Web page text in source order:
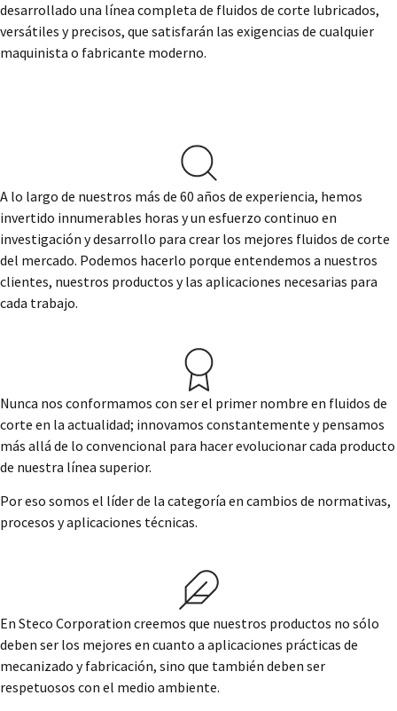
desarrollado una línea completa de fluidos de corte lubricados,
versátiles y precisos, que satisfarán las exigencias de cualquier
maquinista o fabricante moderno.
A lo largo de nuestros más de 60 años de experiencia, hemos
invertido innumerables horas y un esfuerzo continuo en
investigación y desarrollo para crear los mejores fluidos de corte
del mercado. Podemos hacerlo porque entendemos a nuestros
clientes, nuestros productos y las aplicaciones necesarias para
cada trabajo.
Nunca nos conformamos con ser el primer nombre en fluidos de
corte en la actualidad; innovamos constantemente y pensamos
más allá de lo convencional para hacer evolucionar cada producto
de nuestra línea superior.
Por eso somos el líder de la categoría en cambios de normativas,
procesos y aplicaciones técnicas.
En Steco Corporation creemos que nuestros productos no sólo
deben ser los mejores en cuanto a aplicaciones prácticas de
mecanizado y fabricación, sino que también deben ser
respetuosos con el medio ambiente.